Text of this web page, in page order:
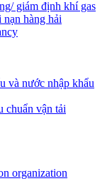
giám định khí gas
hàng hải
và nước nhập khẩu
chuẩn vận tải
organization